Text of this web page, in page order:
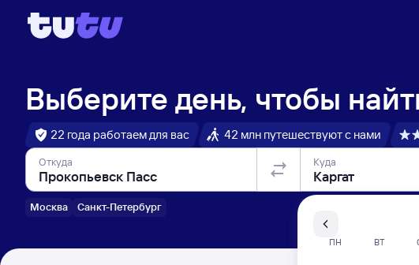
Выберите день, чтобы
22 года работаем для вас 42 млн путешествуют с нами
Откуда
Москва Санкт-Петербург
Куда
ПН ВТ